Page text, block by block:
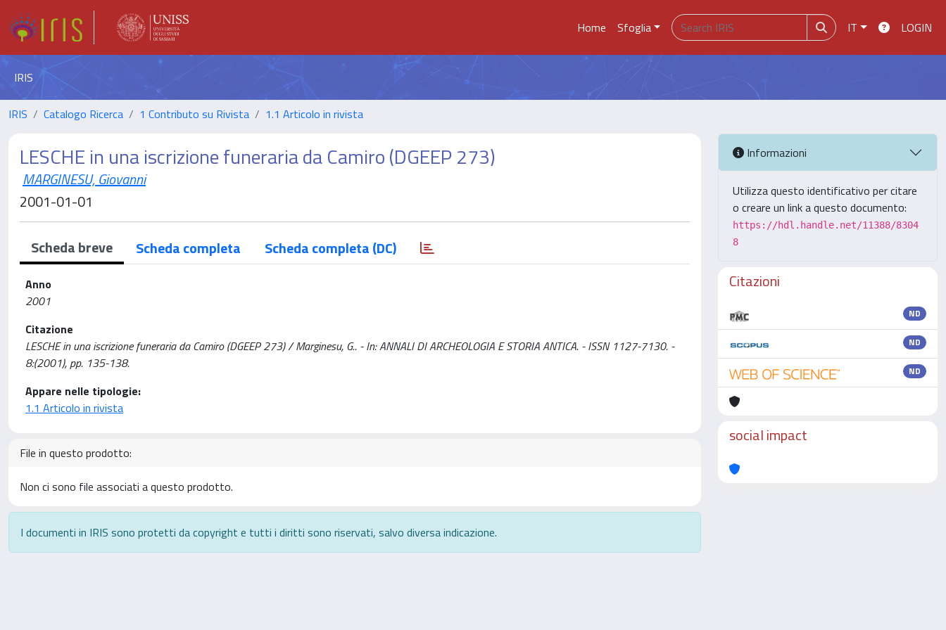
Home Sfoglia IT LOGIN
IRIS
IRIS Catalogo Ricerca 1 Contributo su Rivista 1.1 Articolo in rivista
LESCHE in una iscrizione funeraria da Camiro (DGEEP 273)
MARGINESU, Giovanni
2001-01-01
Scheda breve Scheda completa Scheda completa (DC)
Anno
2001
Citazione
LESCHE in una iscrizione funeraria da Camiro (DGEEP 273) / Marginesu, G.. - In: ANNALI DI ARCHEOLOGIA E STORIA ANTICA. - ISSN 1127-7130. -
8:(2001), pp. 135-138.
Appare nelle tipologie:
1.1 Articolo in rivista
File in questo prodotto:
Non ci sono file associati a questo prodotto.
I documenti in IRIS sono protetti da copyright e tutti i diritti sono riservati, salvo diversa indicazione.
Informazioni
Utilizza questo identificativo per citare
o creare un link a questo documento:
https://hdl.handle.net/11388/8304
8
Citazioni
ND
ND
ND
social impact